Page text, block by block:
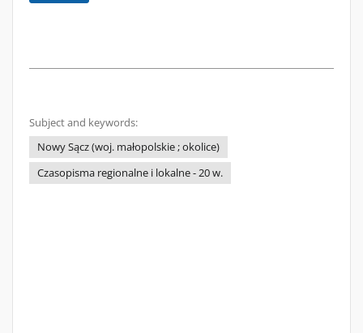
Subject and keywords:
Nowy Sącz (woj. małopolskie ; okolice)
Czasopisma regionalne i lokalne - 20 w.